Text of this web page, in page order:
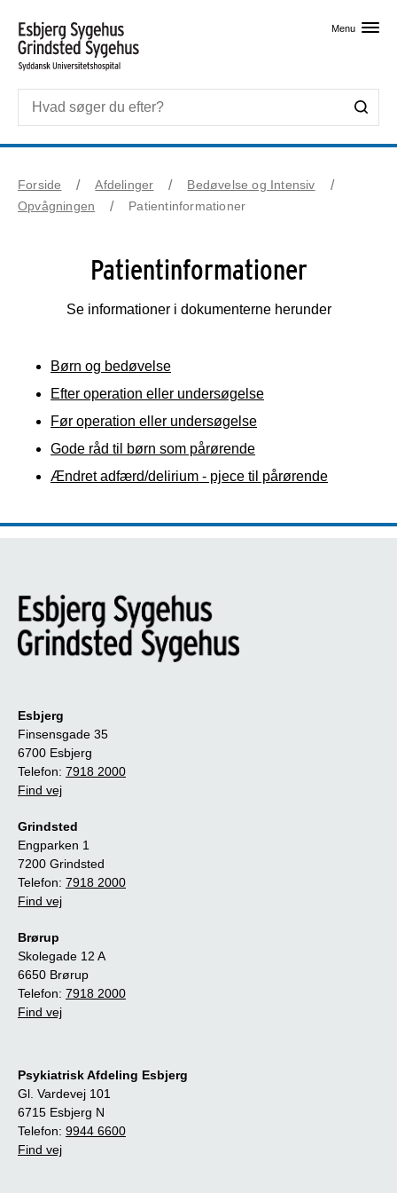
Menu
Forside Afdelinger
Bedøvelse og Intensiv
Opvågningen
Patientinformationer
Patientinformationer
Se informationer i dokumenterne herunder
Børn og bedøvelse
Efter operation eller undersøgelse
Før operation eller undersøgelse
Gode råd til børn som pårørende
Ændret adfærd/delirium - pjece til pårørende
Esbjerg
Finsensgade 35
6700 Esbjerg
Telefon: 7918 2000
Find vej
Grindsted
Engparken 1
7200 Grindsted
Telefon: 7918 2000
Find vej
Brørup
Skolegade 12 A
6650 Brørup
Telefon: 7918 2000
Find vej
Psykiatrisk Afdeling Esbjerg
Gl. Vardevej 101
6715 Esbjerg N
Telefon: 9944 6600
Find vej